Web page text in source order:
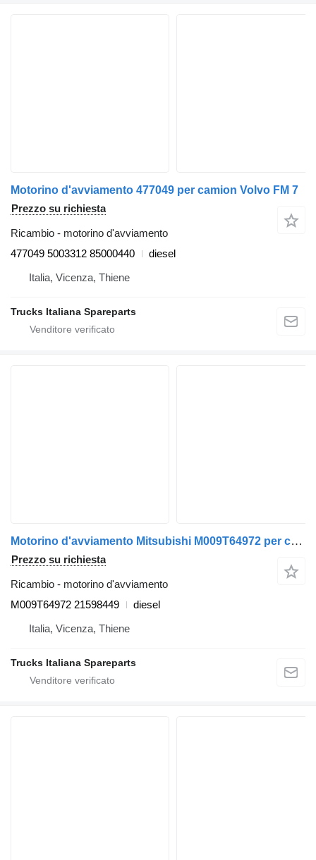
Motorino d'avviamento 477049 per camion Volvo FM 7
Prezzo su richiesta
Ricambio - motorino d'avviamento
477049 5003312 85000440
diesel
Italia, Vicenza, Thiene
Trucks Italiana Spareparts
Motorino d'avviamento Mitsubishi M009T64972 per camion Volvo FM 9
Prezzo su richiesta
Ricambio - motorino d'avviamento
M009T64972 21598449
diesel
Italia, Vicenza, Thiene
Trucks Italiana Spareparts